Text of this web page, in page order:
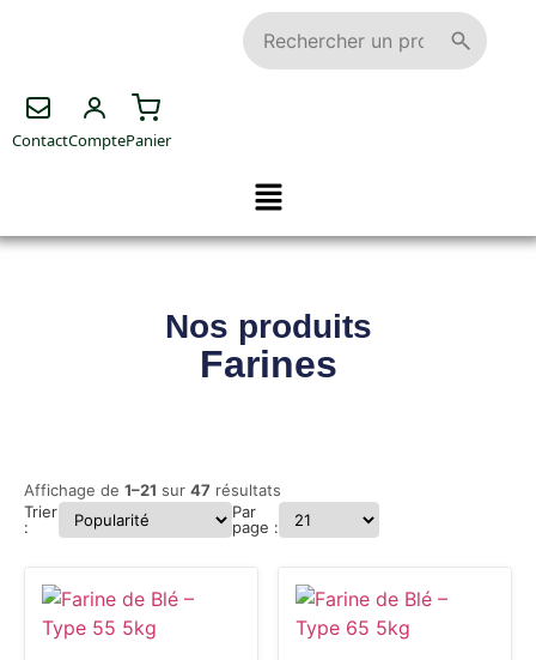
ContactComptePanier
Nos produits
Farines
Affichage de 1–21 sur 47 résultats
Trier
:
Par
page :